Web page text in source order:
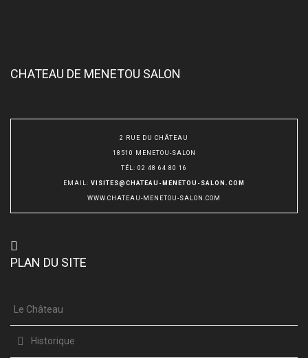
CHATEAU DE MENETOU SALON
2 RUE DU CHÂTEAU
18510 MENETOU-SALON
TÉL: 02 48 64 80 16
EMAIL: VISITES@CHATEAU-MENETOU-SALON.COM
WWW.CHATEAU-MENETOU-SALON.COM
PLAN DU SITE
Le Château
Historique